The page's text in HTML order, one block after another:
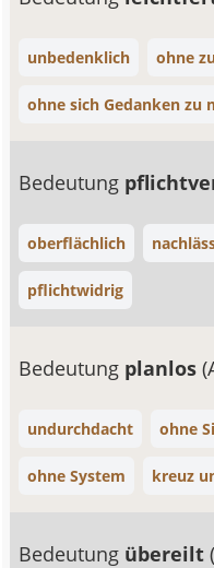
unbedenklich ohne
ohne sich Gedanken zu
Bedeutung
oberflächlich
pflichtwidrig
Bedeutung planlos
undurchdacht ohne
ohne System kreuz
Bedeutung übereilt